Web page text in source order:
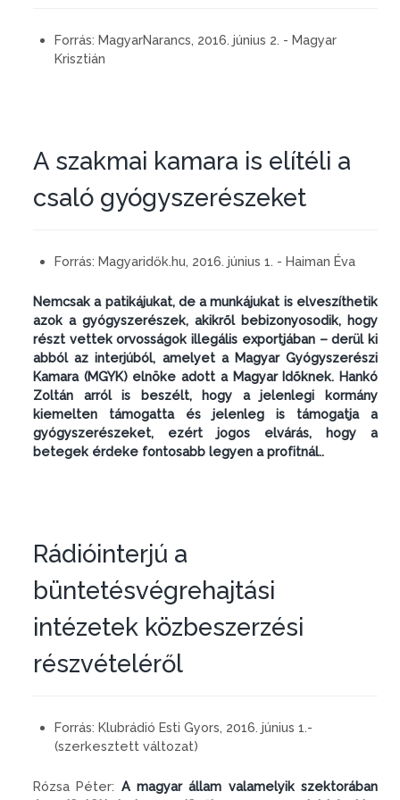
Forrás: MagyarNarancs, 2016. június 2. - Magyar
Krisztián
A szakmai kamara is elítéli a
csaló gyógyszerészeket
Forrás: Magyaridők.hu, 2016. június 1. - Haiman Éva
Nemcsak a patikájukat, de a munkájukat is elveszíthetik
azok a gyógyszerészek, akikről bebizonyosodik, hogy
részt vettek orvosságok illegális exportjában – derül ki
abból az interjúból, amelyet a Magyar Gyógyszerészi
Kamara (MGYK) elnöke adott a Magyar Időknek. Hankó
Zoltán arról is beszélt, hogy a jelenlegi kormány
kiemelten támogatta és jelenleg is támogatja a
gyógyszerészeket, ezért jogos elvárás, hogy a
betegek érdeke fontosabb legyen a profitnál..
Rádióinterjú a
büntetésvégrehajtási
intézetek közbeszerzési
részvételéről
Forrás: Klubrádió Esti Gyors, 2016. június 1.-
(szerkesztett változat)
Rózsa Péter: A magyar állam valamelyik szektorában